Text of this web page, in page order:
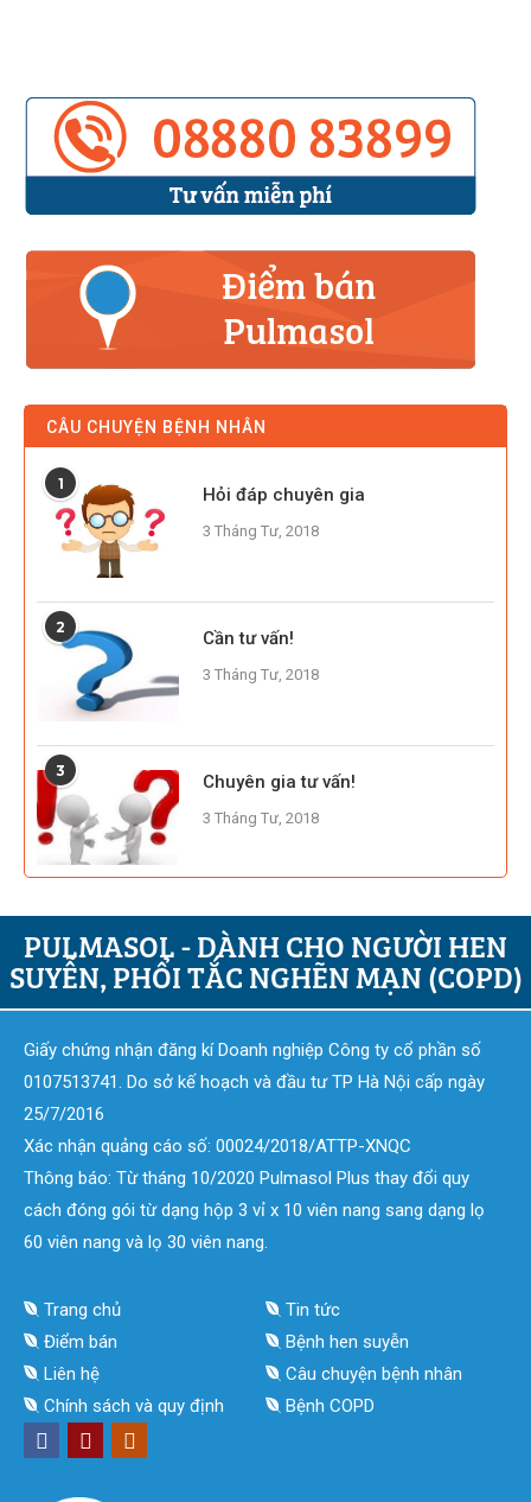
CÂU CHUYỆN BỆNH NHÂN
1
Hỏi đáp chuyên gia
3 Tháng Tư, 2018
2
Cần tư vấn!
3 Tháng Tư, 2018
3
Chuyên gia tư vấn!
3 Tháng Tư, 2018
PULMASOL - DÀNH CHO NGƯỜI HEN
SUYỄN, PHỔI TẮC NGHẼN MẠN (COPD)
Giấy chứng nhận đăng kí Doanh nghiệp Công ty cổ phần số
0107513741. Do sở kế hoạch và đầu tư TP Hà Nội cấp ngày
25/7/2016
Xác nhận quảng cáo số: 00024/2018/ATTP-XNQC
Thông báo: Từ tháng 10/2020 Pulmasol Plus thay đổi quy
cách đóng gói từ dạng hộp 3 vỉ x 10 viên nang sang dạng lọ
60 viên nang và lọ 30 viên nang.
Trang chủ
Điểm bán
Liên hệ
Chính sách và quy định
Tin tức
Bệnh hen suyễn
Câu chuyện bệnh nhân
Bệnh COPD